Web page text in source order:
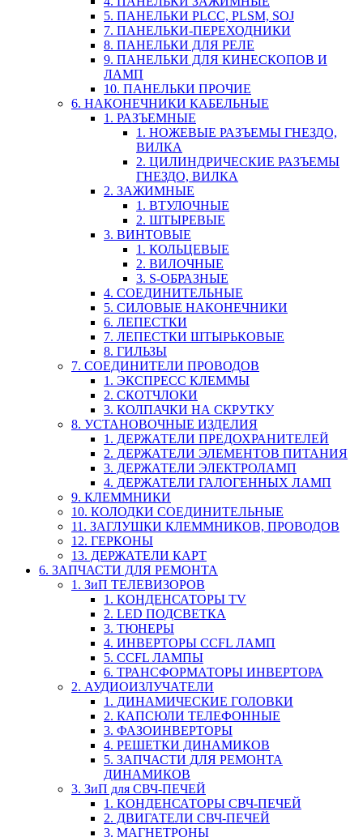
5. ПАНЕЛЬКИ PLCC, PLSM, SOJ
7. ПАНЕЛЬКИ-ПЕРЕХОДНИКИ
8. ПАНЕЛЬКИ ДЛЯ РЕЛЕ
9. ПАНЕЛЬКИ ДЛЯ КИНЕСКОПОВ И
ЛАМП
10. ПАНЕЛЬКИ ПРОЧИЕ
6. НАКОНЕЧНИКИ КАБЕЛЬНЫЕ
1. РАЗЪЕМНЫЕ
1. НОЖЕВЫЕ РАЗЪЕМЫ ГНЕЗДО,
ВИЛКА
2. ЦИЛИНДРИЧЕСКИЕ РАЗЪЕМЫ
ГНЕЗДО, ВИЛКА
2. ЗАЖИМНЫЕ
1. ВТУЛОЧНЫЕ
2. ШТЫРЕВЫЕ
3. ВИНТОВЫЕ
1. КОЛЬЦЕВЫЕ
2. ВИЛОЧНЫЕ
3. S-ОБРАЗНЫЕ
4. СОЕДИНИТЕЛЬНЫЕ
5. СИЛОВЫЕ НАКОНЕЧНИКИ
6. ЛЕПЕСТКИ
7. ЛЕПЕСТКИ ШТЫРЬКОВЫЕ
8. ГИЛЬЗЫ
7. СОЕДИНИТЕЛИ ПРОВОДОВ
1. ЭКСПРЕСС КЛЕММЫ
2. СКОТЧЛОКИ
3. КОЛПАЧКИ НА СКРУТКУ
8. УСТАНОВОЧНЫЕ ИЗДЕЛИЯ
1. ДЕРЖАТЕЛИ ПРЕДОХРАНИТЕЛЕЙ
2. ДЕРЖАТЕЛИ ЭЛЕМЕНТОВ ПИТАНИЯ
3. ДЕРЖАТЕЛИ ЭЛЕКТРОЛАМП
4. ДЕРЖАТЕЛИ ГАЛОГЕННЫХ ЛАМП
9. КЛЕММНИКИ
10. КОЛОДКИ СОЕДИНИТЕЛЬНЫЕ
11. ЗАГЛУШКИ КЛЕММНИКОВ, ПРОВОДОВ
12. ГЕРКОНЫ
13. ДЕРЖАТЕЛИ КАРТ
6. ЗАПЧАСТИ ДЛЯ РЕМОНТА
1. ЗиП ТЕЛЕВИЗОРОВ
1. КОНДЕНСАТОРЫ TV
2. LED ПОДСВЕТКА
3. ТЮНЕРЫ
4. ИНВЕРТОРЫ CCFL ЛАМП
5. CCFL ЛАМПЫ
6. ТРАНСФОРМАТОРЫ ИНВЕРТОРА
2. АУДИОИЗЛУЧАТЕЛИ
1. ДИНАМИЧЕСКИЕ ГОЛОВКИ
2. КАПСЮЛИ ТЕЛЕФОННЫЕ
3. ФАЗОИНВЕРТОРЫ
4. РЕШЕТКИ ДИНАМИКОВ
5. ЗАПЧАСТИ ДЛЯ РЕМОНТА
ДИНАМИКОВ
3. ЗиП для СВЧ-ПЕЧЕЙ
1. КОНДЕНСАТОРЫ СВЧ-ПЕЧЕЙ
2. ДВИГАТЕЛИ СВЧ-ПЕЧЕЙ
3. МАГНЕТРОНЫ